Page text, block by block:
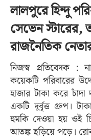
লালপুরে হিন্দু
সেভেন স্টারের,
রাজনৈতিক
নিজস্ব প্রতিবেদক :
কয়েকটি পরিবারের
হাজার টাকা করে
একটি দুর্বৃত্ত গ্রুপ।
হুমকি দেওয়া হয় ওই
আতঙ্ক ছড়িয়ে পড়ে।